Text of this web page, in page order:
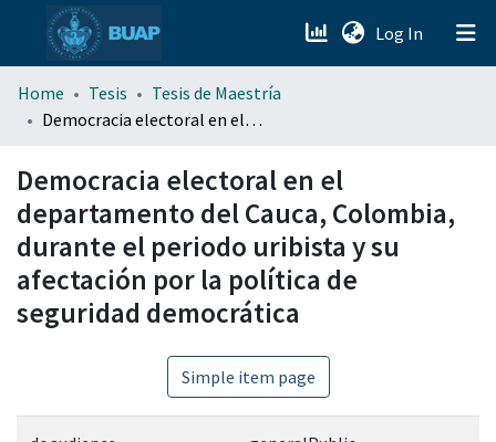
Log In (current)
menu.section.about_menu
Home Tesis
Tesis de Maestría
Democracia electoral en el departamento del Cauca, Colombia, durante el periodo uribista y su afectación por la política de seguridad democrática
Democracia electoral en el
departamento del Cauca, Colombia,
durante el periodo uribista y su
afectación por la política de
seguridad democrática
Simple item page